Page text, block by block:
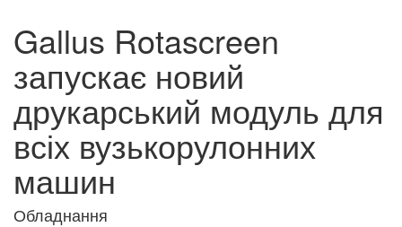
Gallus Rotascreen
запускає новий
друкарський модуль для
всіх вузькорулонних
машин
Обладнання